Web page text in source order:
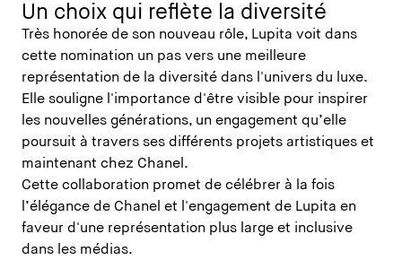
Un choix qui reflète la diversité
Très honorée de son nouveau rôle, Lupita voit dans
cette nomination un pas vers une meilleure
représentation de la diversité dans l'univers du luxe.
Elle souligne l'importance d'être visible pour inspirer
les nouvelles générations, un engagement qu’elle
poursuit à travers ses différents projets artistiques et
maintenant chez Chanel.
Cette collaboration promet de célébrer à la fois
l’élégance de Chanel et l'engagement de Lupita en
faveur d'une représentation plus large et inclusive
dans les médias.